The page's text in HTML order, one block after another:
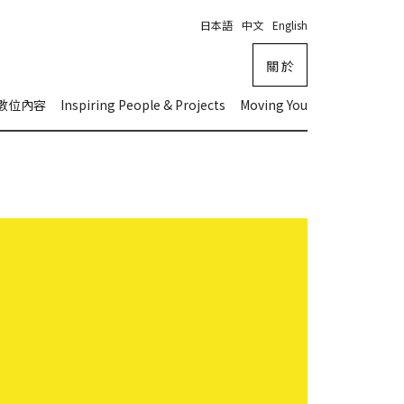
日本語 中文 English
關 於
位內容 Inspiring People & Projects Moving You